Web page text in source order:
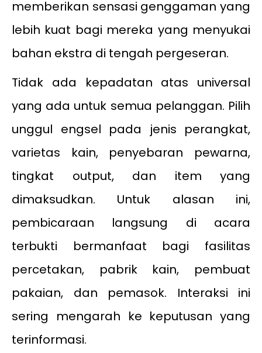
memberikan sensasi genggaman yang
lebih kuat bagi mereka yang menyukai
bahan ekstra di tengah pergeseran.
Tidak ada kepadatan atas universal
yang ada untuk semua pelanggan. Pilih
unggul engsel pada jenis perangkat,
varietas kain, penyebaran pewarna,
tingkat output, dan item yang
dimaksudkan. Untuk alasan ini,
pembicaraan langsung di acara
terbukti bermanfaat bagi fasilitas
percetakan, pabrik kain, pembuat
pakaian, dan pemasok. Interaksi ini
sering mengarah ke keputusan yang
terinformasi.